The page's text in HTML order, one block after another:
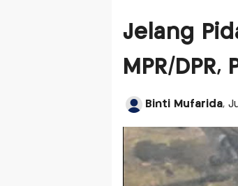
Jelang
MPR/
Binti Mufarida,